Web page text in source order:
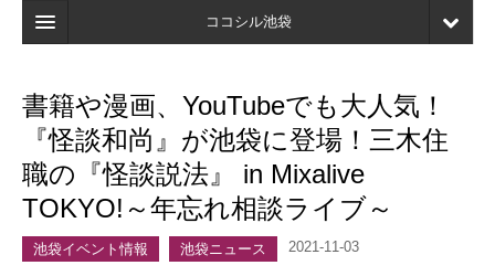
ココシル池袋
検索
店舗・施設最新情報
口コミ
マイページ
書籍や漫画、YouTubeでも大人気！
『怪談和尚』が池袋に登場！三木住
職の『怪談説法』 in Mixalive
TOKYO!～年忘れ相談ライブ～
池袋イベント情報 池袋ニュース 2021-11-03